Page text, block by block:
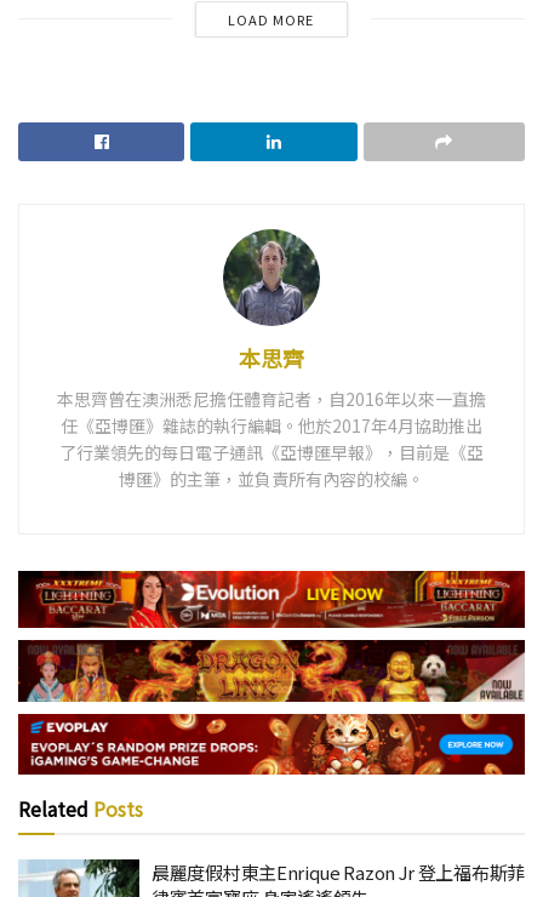
LOAD MORE
本思齊
本思齊曾在澳洲悉尼擔任體育記者，自2016年以來一直擔
任《亞博匯》雜誌的執行編輯。他於2017年4月協助推出
了行業領先的每日電子通訊《亞博匯早報》，目前是《亞
博匯》的主筆，並負責所有內容的校編。
Related Posts
晨麗度假村東主Enrique Razon Jr 登上福布斯菲